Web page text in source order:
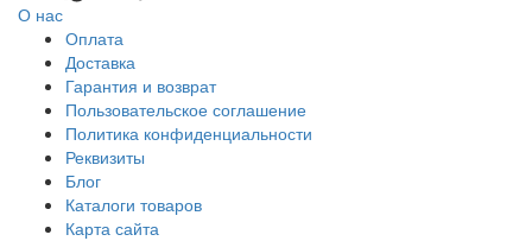
О нас
Оплата
Доставка
Гарантия и возврат
Пользовательское соглашение
Политика конфиденциальности
Реквизиты
Блог
Каталоги товаров
Карта сайта